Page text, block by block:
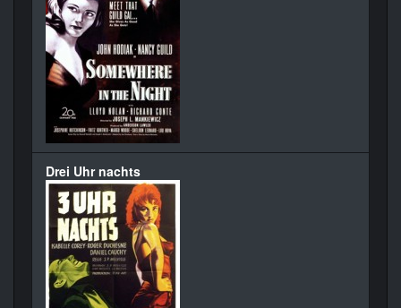
Drei Uhr nachts